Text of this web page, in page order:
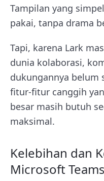
Tampilan yang
pakai, tanpa drama
Tapi, karena Lark
dunia kolaborasi,
dukungannya belum
fitur-fitur canggih
besar masih butuh
maksimal.
Kelebihan dan
Microsoft Teams